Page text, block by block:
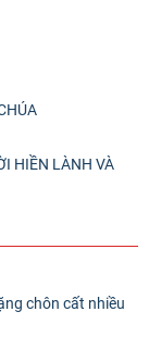
HIỀN LÀNH VÀ
chôn cất nhiều